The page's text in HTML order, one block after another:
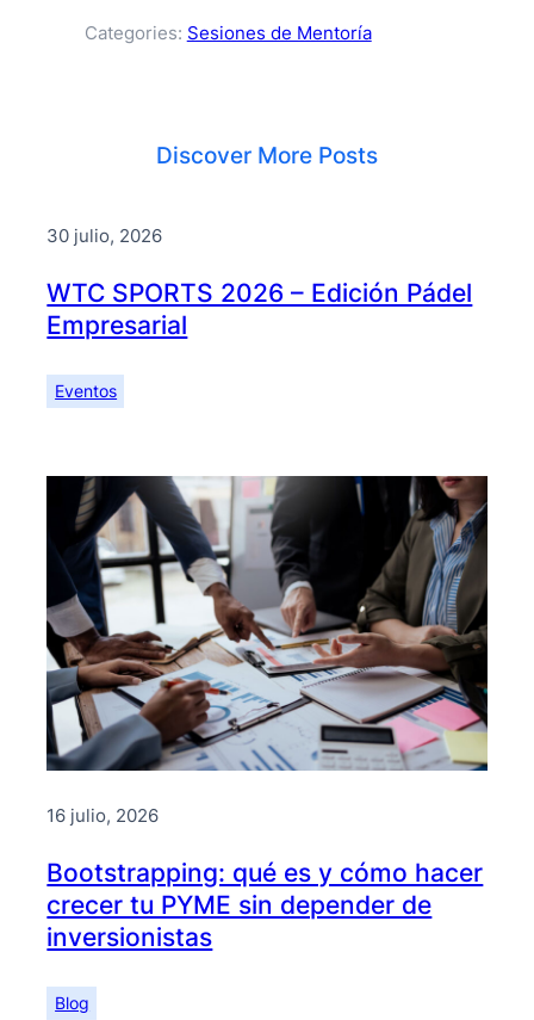
Categories: Sesiones de Mentoría
Discover More Posts
30 julio, 2026
WTC SPORTS 2026 – Edición Pádel
Empresarial
Eventos
16 julio, 2026
Bootstrapping: qué es y cómo hacer
crecer tu PYME sin depender de
inversionistas
Blog